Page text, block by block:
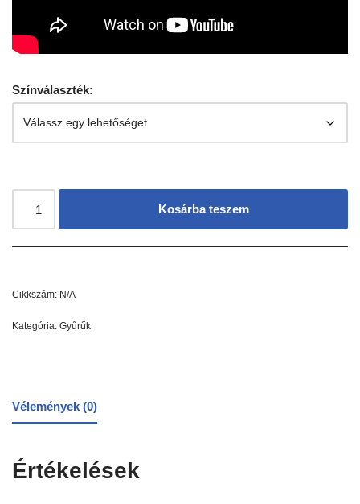
Színválaszték:
Kosárba teszem
Cikkszám: N/A
Kategória: Gyűrűk
Vélemények (0)
Értékelések